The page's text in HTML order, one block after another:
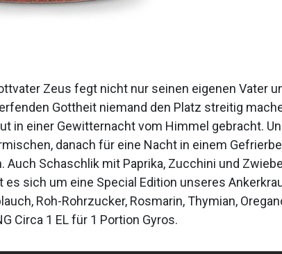
Zeus fegt nicht nur seinen eigenen Vater
Gottheit niemand den Platz streitig
in einer Gewitternacht vom Himmel gebracht.
danach für eine Nacht in einem
Auch Schaschlik mit Paprika, Zucchini und
es sich um eine Special Edition unseres
Roh-Rohrzucker, Rosmarin, Thymian,
Circa 1 EL für 1 Portion Gyros.